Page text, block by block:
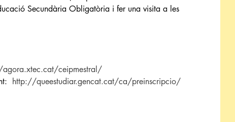
Secundària Obligatòria i fer una visita a les
ceipmestral/
http://queestudiar.gencat.cat/ca/preinscripcio/